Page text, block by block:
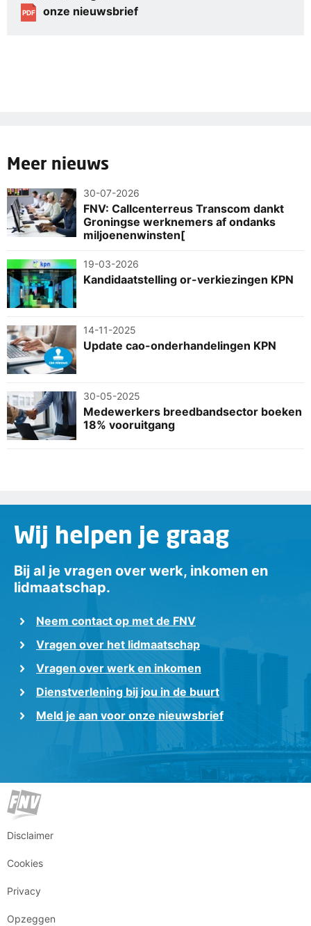
PDF onze nieuwsbrief
Meer nieuws
30-07-2026
FNV: Callcenterreus Transcom dankt
Groningse werknemers af ondanks
miljoenenwinsten[
19-03-2026
Kandidaatstelling or-verkiezingen KPN
14-11-2025
Update cao-onderhandelingen KPN
30-05-2025
Medewerkers breedbandsector boeken
18% vooruitgang
Wij helpen je graag
Bij al je vragen over werk, inkomen en
lidmaatschap.
Neem contact op met de FNV
Vragen over het lidmaatschap
Vragen over werk en inkomen
Dienstverlening bij jou in de buurt
Meld je aan voor onze nieuwsbrief
Disclaimer
Cookies
Privacy
Opzeggen